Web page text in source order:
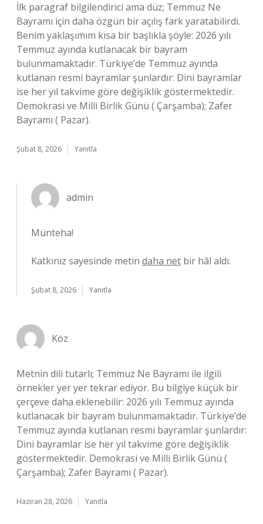
İlk paragraf bilgilendirici ama düz; Temmuz Ne
Bayramı için daha özgün bir açılış fark yaratabilirdi.
Benim yaklaşımım kısa bir başlıkla şöyle: 2026 yılı
Temmuz ayında kutlanacak bir bayram
bulunmamaktadır. Türkiye’de Temmuz ayında
kutlanan resmi bayramlar şunlardır: Dini bayramlar
ise her yıl takvime göre değişiklik göstermektedir.
Demokrasi ve Milli Birlik Günü ( Çarşamba); Zafer
Bayramı ( Pazar).
Şubat 8, 2026 Yanıtla
admin
Münteha!
Katkınız sayesinde metin daha net bir hâl aldı.
Şubat 8, 2026 Yanıtla
Köz
Metnin dili tutarlı; Temmuz Ne Bayramı ile ilgili
örnekler yer yer tekrar ediyor. Bu bilgiye küçük bir
çerçeve daha eklenebilir: 2026 yılı Temmuz ayında
kutlanacak bir bayram bulunmamaktadır. Türkiye’de
Temmuz ayında kutlanan resmi bayramlar şunlardır:
Dini bayramlar ise her yıl takvime göre değişiklik
göstermektedir. Demokrasi ve Milli Birlik Günü (
Çarşamba); Zafer Bayramı ( Pazar).
Haziran 28, 2026 Yanıtla